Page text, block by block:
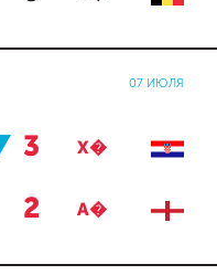
07 ИЮЛЯ
3 Х�
2 А�